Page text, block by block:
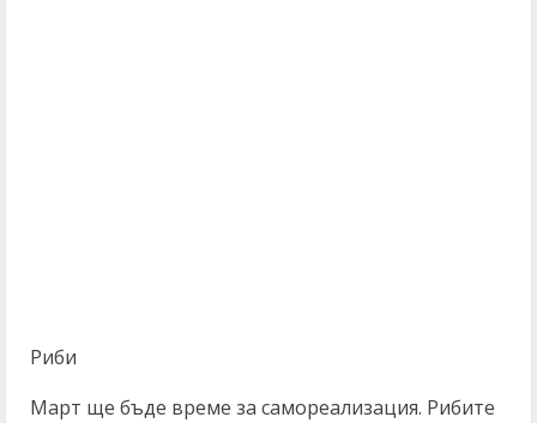
Риби
Март ще бъде време за самореализация. Рибите